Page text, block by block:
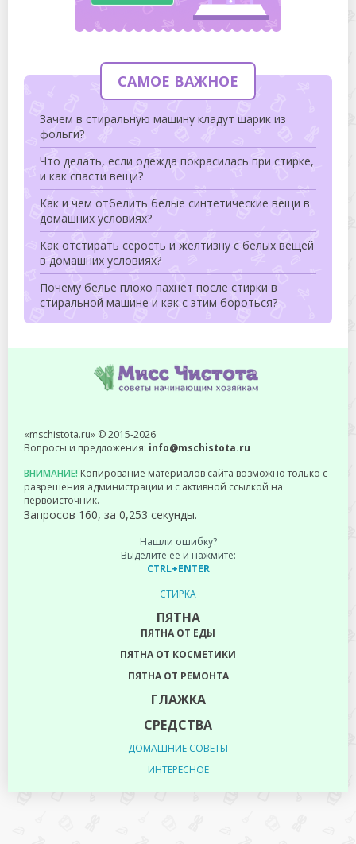
САМОЕ ВАЖНОЕ
Зачем в стиральную машину кладут шарик из
фольги?
Что делать, если одежда покрасилась при стирке,
и как спасти вещи?
Как и чем отбелить белые синтетические вещи в
домашних условиях?
Как отстирать серость и желтизну с белых вещей
в домашних условиях?
Почему белье плохо пахнет после стирки в
стиральной машине и как с этим бороться?
«mschistota.ru» © 2015-2026
Вопросы и предложения: info@mschistota.ru
ВНИМАНИЕ! Копирование материалов сайта возможно только с
разрешения администрации и с активной ссылкой на
первоисточник.
Запросов 160, за 0,253 секунды.
Нашли ошибку?
Выделите ее и нажмите:
CTRL+ENTER
СТИРКА
ПЯТНА
ПЯТНА ОТ ЕДЫ
ПЯТНА ОТ КОСМЕТИКИ
ПЯТНА ОТ РЕМОНТА
ГЛАЖКА
СРЕДСТВА
ДОМАШНИЕ СОВЕТЫ
ИНТЕРЕСНОЕ